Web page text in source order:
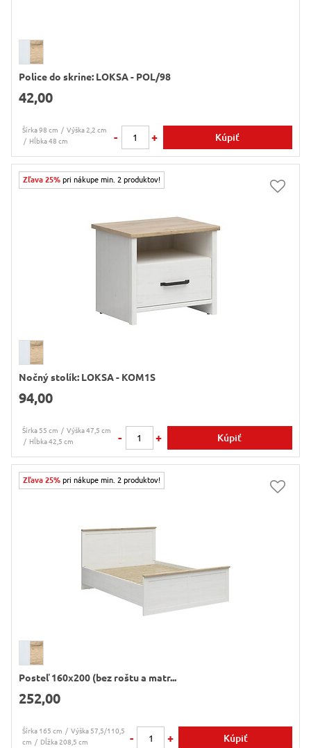
Police do skrine: LOKSA - POL/98
42,00
Šírka 98 cm
Výška 2,2 cm
Hĺbka 48 cm
- + Kúpiť
Zľava 25% pri nákupe min. 2 produktov!
Nočný stolík: LOKSA - KOM1S
94,00
Šírka 55 cm
Výška 47,5 cm
Hĺbka 42,5 cm
- + Kúpiť
Zľava 25% pri nákupe min. 2 produktov!
Posteľ 160x200 (bez roštu a matr...
252,00
Šírka 165 cm
Výška 57,5/110,5
cm
Dĺžka 208,5 cm - + Kúpiť